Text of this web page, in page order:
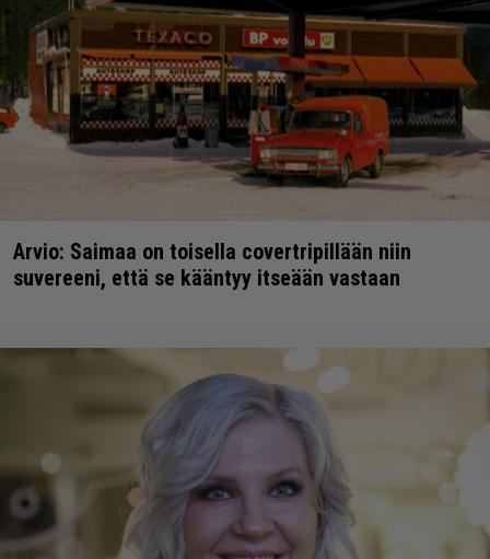
Arvio: Saimaa on toisella covertripillään niin
suvereeni, että se kääntyy itseään vastaan